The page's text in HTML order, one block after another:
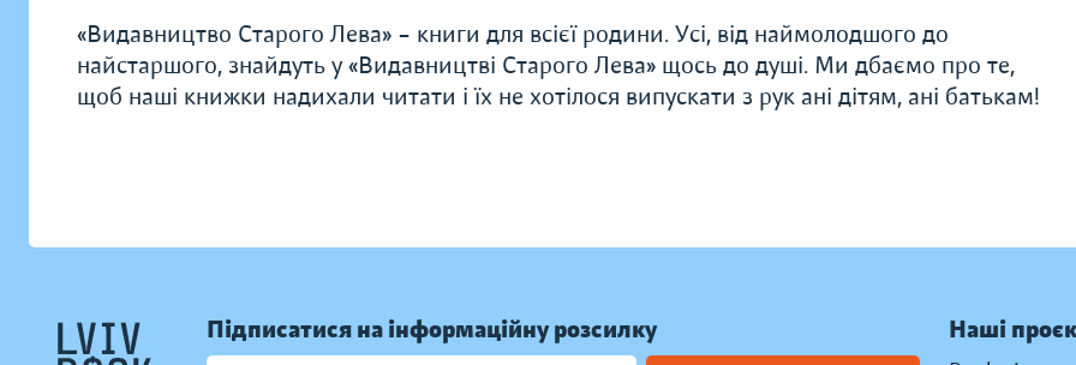
«Видавництво Старого Лева» – книги для всієї родини. Усі, від наймолодшого до
найстаршого, знайдуть у «Видавництві Старого Лева» щось до душі. Ми дбаємо про те,
щоб наші книжки надихали читати і їх не хотілося випускати з рук ані дітям, ані батькам!
Підписатися на інформаційну розсилку Наші